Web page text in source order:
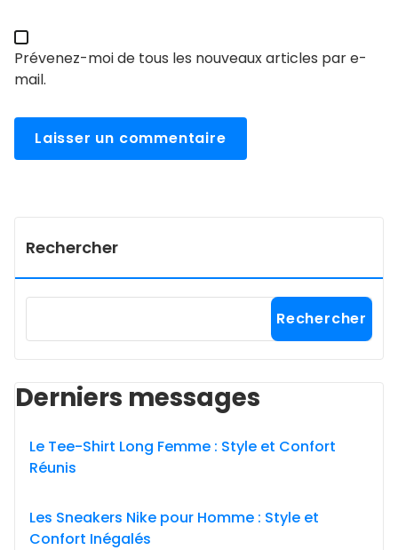
Prévenez-moi de tous les nouveaux articles par e-
mail.
Rechercher
Rechercher
Derniers messages
Le Tee-Shirt Long Femme : Style et Confort
Réunis
Les Sneakers Nike pour Homme : Style et
Confort Inégalés